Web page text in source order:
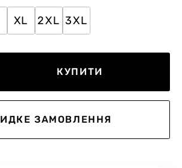
XL 2XL 3XL
КУПИТИ
ЗАМОВЛЕННЯ